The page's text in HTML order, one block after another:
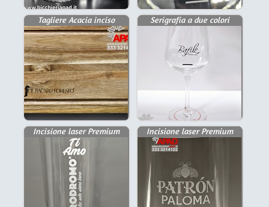
Tagliere Acacia inciso Serigrafia a due colori
Incisione laser Premium Incisione laser Premium